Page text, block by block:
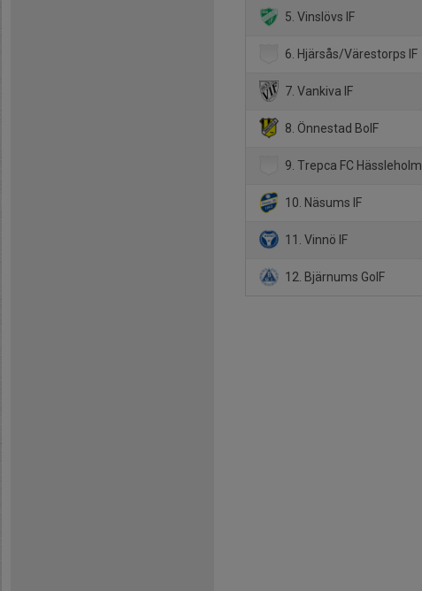
5. Vinslövs IF
6. Hjärsås/Värestorps IF
7. Vankiva IF
8. Önnestad BoIF
9. Trepca FC Hässleholm
10. Näsums IF
11. Vinnö IF
12. Bjärnums GoIF